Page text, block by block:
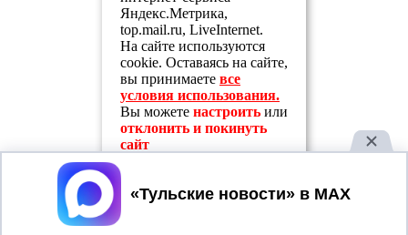
Яндекс.Метрика,
top.mail.ru, LiveInternet.
На сайте используются
cookie. Оставаясь на сайте,
вы принимаете все
условия использования.
Вы можете настроить или
отклонить и покинуть
сайт
Принять